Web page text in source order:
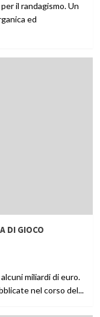
il randagismo. Un
ed
DI GIOCO
miliardi di euro.
nel corso del...